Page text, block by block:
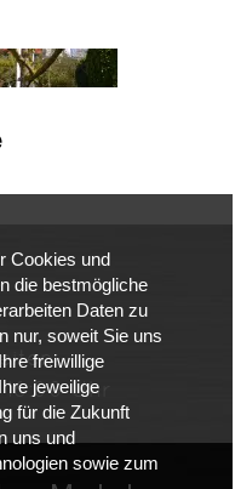
Uhr
Cookies und
die bestmögliche
Daten zu
nur, soweit Sie uns
freiwillige
jeweilige
für die Zukunft
uns und
sowie zum